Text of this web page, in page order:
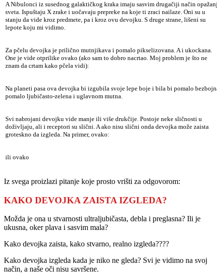
A Nibulonci iz susednog galaktičkog kraka imaju sasvim drugačiji način
sveta. Ispuštaju X zrake i uočavaju prepreke na koje ti zraci nailaze. Oni su u
stanju da vide kroz predmete, pa i kroz ovu devojku. S druge strane, lišeni su
lepote koju mi vidimo.
Za pčelu devojka je prilično mutnjikava i pomalo pikselizovana. A i ukockana.
One je vide otprilike ovako (ako sam to dobro nacrtao. Moj problem je što ne
znam da crtam kako pčela vidi):
Na planeti pasa ova devojka bi izgubila svoje lepe boje i bila bi pomalo
pomalo ljubičasto-zelena i uglavnom mutna.
Svi nabrojani devojku vide manje ili više drukčije. Postoje neke sličnosti u
doživljaju, ali i receptori su slični. A ako nisu slični onda devojka može zaista
groteskno da izgleda. Na primer, ovako:
ili ovako
Iz svega proizlazi pitanje koje prosto vrišti za odgovorom:
KAKO DEVOJKA ZAISTA IZGLEDA?
Možda je ona u stvarnosti ultraljubičasta, debla i preglasna? Ili je
ukusna, oker plava i sasvim mala?
Kako devojka zaista, kako stvarno, realno izgleda????
Kako devojka izgleda kada je niko ne gleda? Svi je vidimo na svoj
način, a naše oči nisu savršene.